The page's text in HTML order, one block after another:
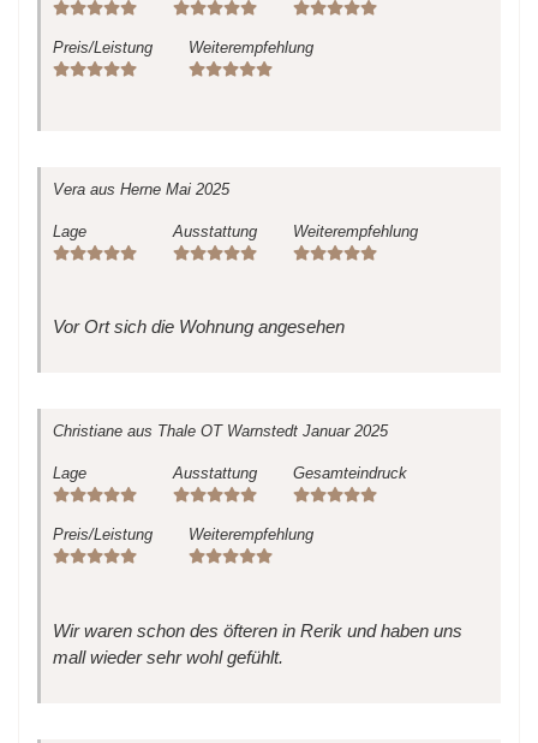
Preis/Leistung Weiterempfehlung
Vera aus Herne Mai 2025
Lage Ausstattung Weiterempfehlung
Vor Ort sich die Wohnung angesehen
Christiane aus Thale OT Warnstedt Januar 2025
Lage Ausstattung Gesamteindruck
Preis/Leistung Weiterempfehlung
Wir waren schon des öfteren in Rerik und haben uns
mall wieder sehr wohl gefühlt.